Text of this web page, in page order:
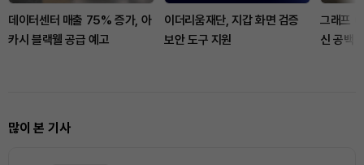
데이터센터 매출 75% 증가, 아
카시 블랙웰 공급 예고
이더리움재단, 지갑 화면 검증
보안 도구 지원
그래프
신 공백
많이 본 기사